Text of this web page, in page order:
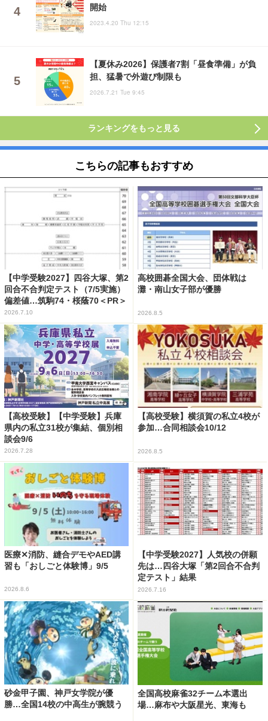
開始
2023.4.20 Thu 12:15
【夏休み2026】保護者7割「昼食準備」が負
担、猛暑で外遊び制限も
2026.7.21 Tue 9:45
ランキングをもっと見る
こちらの記事もおすすめ
【中学受験2027】四谷大塚、第2
回合不合判定テスト（7/5実施）
偏差値…筑駒74・桜蔭70＜PR＞
2026.7.10
高校囲碁全国大会、団体戦は
灘・南山女子部が優勝
2026.8.5
【高校受験】【中学受験】兵庫
県内の私立31校が集結、個別相
談会9/6
2026.7.28
【高校受験】横須賀の私立4校が
参加…合同相談会10/12
2026.8.5
医療✕消防、縫合デモやAED講
習も「おしごと体験博」9/5
2026.8.6
【中学受験2027】人気校の併願
先は…四谷大塚「第2回合不合判
定テスト」結果
2026.7.16
砂金甲子園、神戸女学院が優
勝…全国14校の中高生が腕競う
全国高校麻雀32チーム本選出
場…麻布や大阪星光、東海も